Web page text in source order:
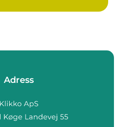
Adress